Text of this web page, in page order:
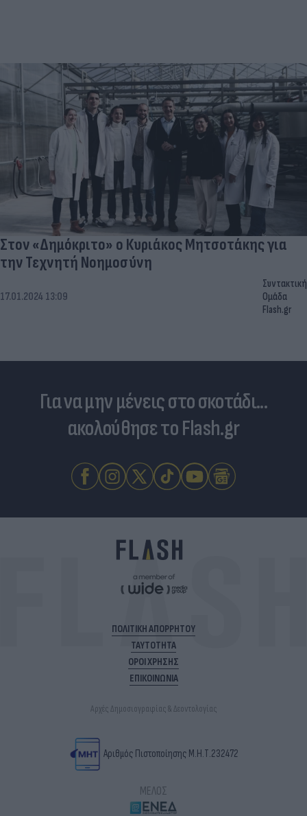
Στον «Δημόκριτο» ο Κυριάκος Μητσοτάκης για
την Τεχνητή Νοημοσύνη
17.01.2024 13:09
Συντακτική
Ομάδα
Flash.gr
Για να μην μένεις στο σκοτάδι...
ακολούθησε το Flash.gr
ΠΟΛΙΤΙΚΗ ΑΠΟΡΡΗΤΟΥ
ΤΑΥΤΟΤΗΤΑ
ΟΡΟΙ ΧΡΗΣΗΣ
ΕΠΙΚΟΙΝΩΝΙΑ
Αρχές Δημοσιογραφίας & Δεοντολογίας
Αριθμός Πιστοποίησης Μ.Η.Τ.232472
ΜΕΛΟΣ